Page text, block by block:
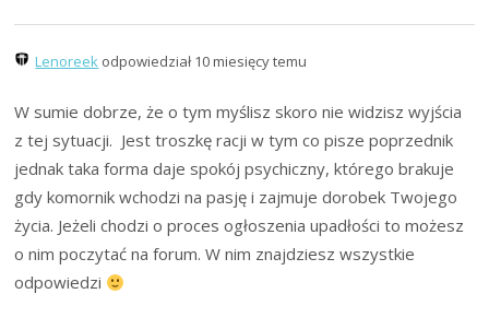
Lenoreek odpowiedział 10 miesięcy temu
W sumie dobrze, że o tym myślisz skoro nie widzisz wyjścia
z tej sytuacji. Jest troszkę racji w tym co pisze poprzednik
jednak taka forma daje spokój psychiczny, którego brakuje
gdy komornik wchodzi na pasję i zajmuje dorobek Twojego
życia. Jeżeli chodzi o proces ogłoszenia upadłości to możesz
o nim poczytać na forum. W nim znajdziesz wszystkie
odpowiedzi